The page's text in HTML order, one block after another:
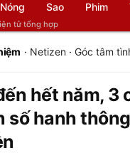
tử tổng hợp
Nóng Sao Phim
· Netizen· Góc tâm
hết năm, 3
số hanh